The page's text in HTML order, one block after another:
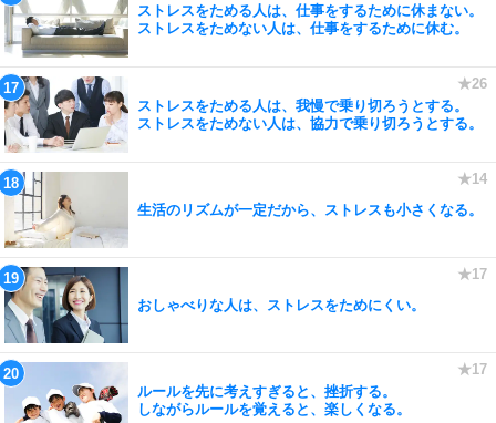
ストレスをためる人は、仕事をするために休まない。
ストレスをためない人は、仕事をするために休む。
ストレスをためる人は、我慢で乗り切ろうとする。
ストレスをためない人は、協力で乗り切ろうとする。
生活のリズムが一定だから、ストレスも小さくなる。
おしゃべりな人は、ストレスをためにくい。
ルールを先に考えすぎると、挫折する。
しながらルールを覚えると、楽しくなる。